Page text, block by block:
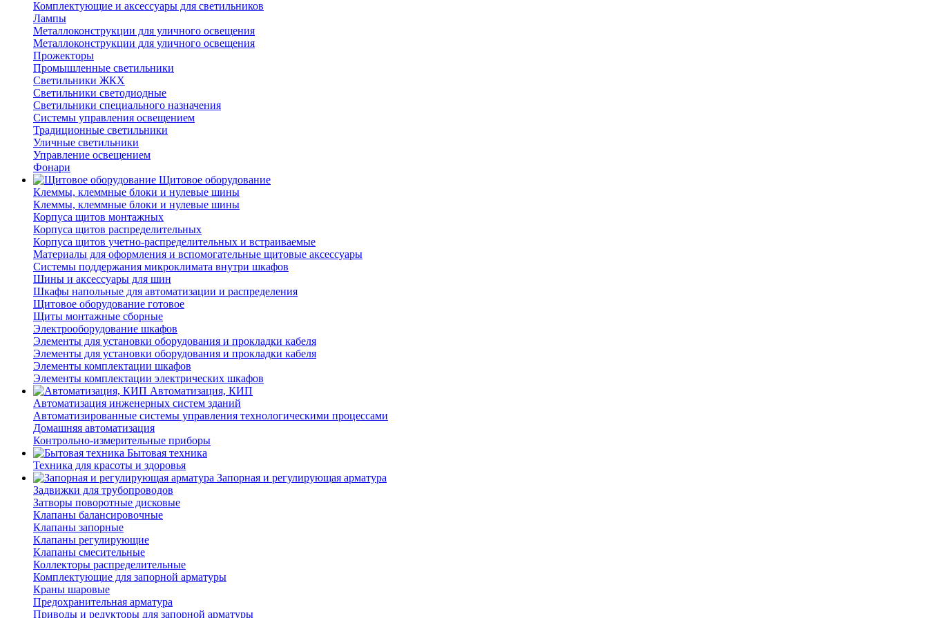
Комплектующие и аксессуары для светильников
Лампы
Металлоконструкции для уличного освещения
Металлоконструкции для уличного освещения
Прожекторы
Промышленные светильники
Светильники ЖКХ
Светильники светодиодные
Светильники специального назначения
Системы управления освещением
Традиционные светильники
Уличные светильники
Управление освещением
Фонари
Щитовое оборудование
Клеммы, клеммные блоки и нулевые шины
Клеммы, клеммные блоки и нулевые шины
Корпуса щитов монтажных
Корпуса щитов распределительных
Корпуса щитов учетно-распределительных и встраиваемые
Материалы для оформления и вспомогательные щитовые аксессуары
Системы поддержания микроклимата внутри шкафов
Шины и аксессуары для шин
Шкафы напольные для автоматизации и распределения
Щитовое оборудование готовое
Щиты монтажные сборные
Электрооборудование шкафов
Элементы для установки оборудования и прокладки кабеля
Элементы для установки оборудования и прокладки кабеля
Элементы комплектации шкафов
Элементы комплектации электрических шкафов
Автоматизация, КИП
Автоматизация инженерных систем зданий
Автоматизированные системы управления технологическими процессами
Домашняя автоматизация
Контрольно-измерительные приборы
Бытовая техника
Техника для красоты и здоровья
Запорная и регулирующая арматура
Задвижки для трубопроводов
Затворы поворотные дисковые
Клапаны балансировочные
Клапаны запорные
Клапаны регулирующие
Клапаны смесительные
Коллекторы распределительные
Комплектующие для запорной арматуры
Краны шаровые
Предохранительная арматура
Приводы и редукторы для запорной арматуры